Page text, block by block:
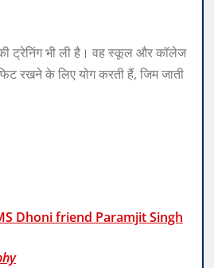
ट्रेनिंग भी ली है। वह स्‍कूल और कॉलेज
रखने के लिए योग करती हैं, जिम जाती
MS Dhoni friend Paramjit Singh